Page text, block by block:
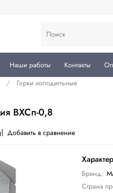
Наши работы Контакты
Горки холодильные
ВХСп-0,8
Добавить в сравнение
Бренд:
Страна